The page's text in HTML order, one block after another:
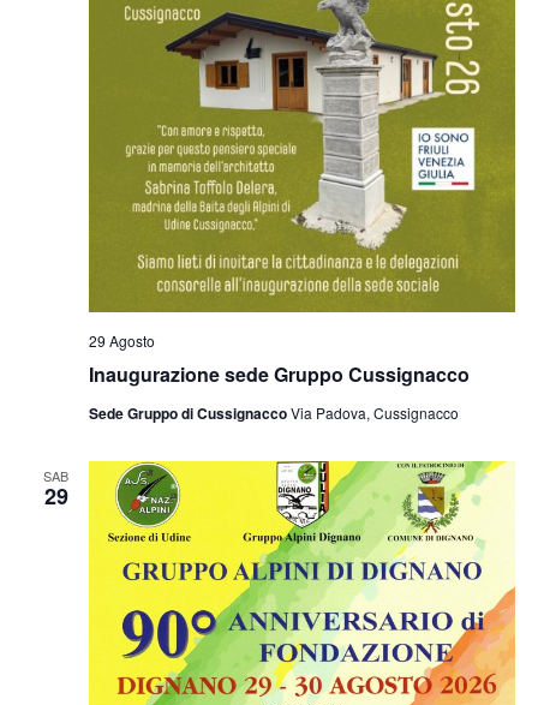
Inaugurazione sede Gruppo Cussignacco
29 Agosto
Sede Gruppo di CussignaccoVia Padova, Cussignacco
SAB
29